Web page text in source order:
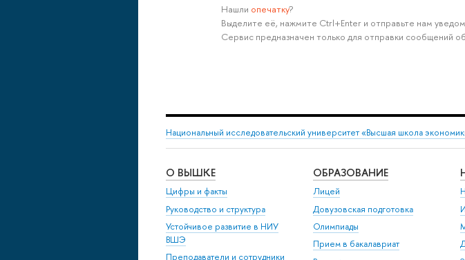
Нашли опечатку?
Выделите её, нажмите Ctrl+Enter и отправьте нам
Сервис предназначен только для отправки сообщений
Национальный исследовательский университет «Высшая школа
О ВЫШКЕ
Цифры и факты
Руководство и структура
Устойчивое развитие в НИУ
ВШЭ
Преподаватели и сотрудники
ОБРАЗОВАНИЕ
Лицей
Довузовская подготовка
Олимпиады
Прием в бакалавриат